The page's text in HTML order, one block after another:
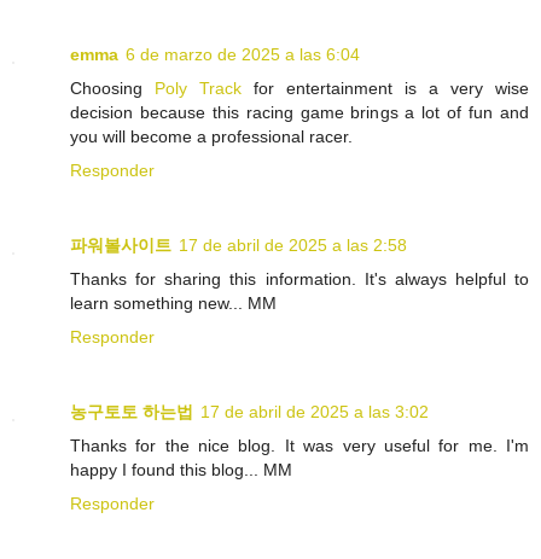
emma 6 de marzo de 2025 a las 6:04
Choosing Poly Track for entertainment is a very wise
decision because this racing game brings a lot of fun and
you will become a professional racer.
Responder
파워볼사이트 17 de abril de 2025 a las 2:58
Thanks for sharing this information. It's always helpful to
learn something new... MM
Responder
농구토토 하는법
17 de abril de 2025 a las 3:02
Thanks for the nice blog. It was very useful for me. I'm
happy I found this blog... MM
Responder